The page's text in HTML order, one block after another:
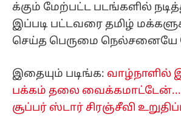
க்கும் மேற்பட்ட படங்களில்
இப்படி பட்டவரை தமிழ்
செய்த பெருமை நெல்சனையே
இதையும் படிங்க: வாழ்நாளில்
பக்கம் தலை வைக்கமாட்டேன்...
சூப்பர் ஸ்டார் சிரஞ்சீவி